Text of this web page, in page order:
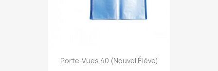
Porte-Vues 40 (nouvel Élève)